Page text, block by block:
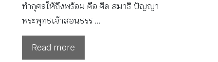
ทำกุศลให้ถึงพร้อม คือ ศีล สมาธิ ปัญญา
พระพุทธเจ้าสอนธรร …
Read more